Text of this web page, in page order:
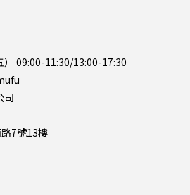
） 09:00-11:30/13:00-17:30
司
7號13樓